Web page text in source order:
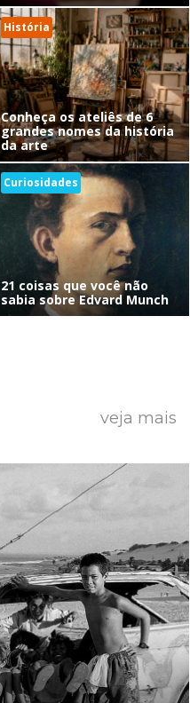
História
Conheça os ateliês de 6
grandes nomes da história
da arte
Curiosidades
21 coisas que você não
sabia sobre Edvard Munch
veja mais